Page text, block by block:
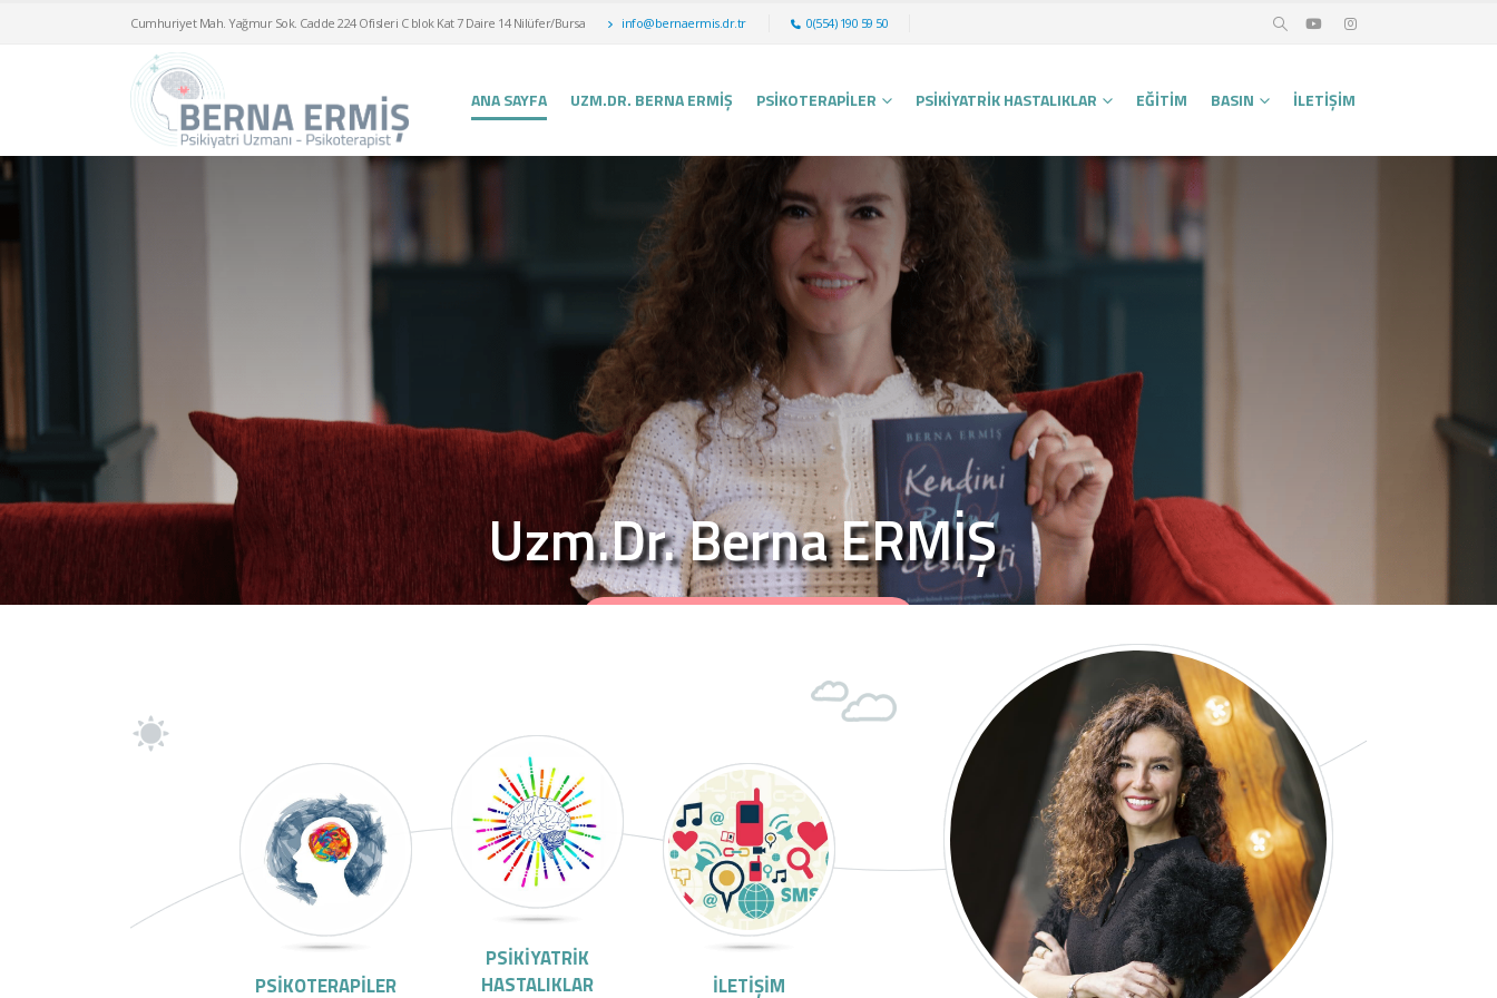
Cumhuriyet Mah. Yağmur Sok. Cadde 224 Ofisleri C blok Kat 7 Daire 14 Nilüfer/Bursa info@bernaermis.dr.tr 0(554) 190 59 50
ANA SAYFA UZM.DR. BERNA ERMİŞ PSIKOTERAPILER PSIKIYATRIK HASTALIKLAR EĞITIM BASIN İLETIŞIM
Uzm.Dr. Berna ERMİŞ
PSİKOTERAPİLER
PSİKİYATRİK
HASTALIKLAR
İLETİŞİM